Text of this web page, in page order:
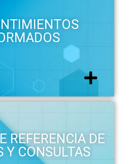
REFERENCIA DE
Y CONSULTAS